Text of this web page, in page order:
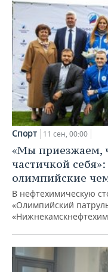
Спорт 11 сен, 00:00
«Мы приезжаем,
частичкой
олимпийские
В нефтехимическую
«Олимпийский